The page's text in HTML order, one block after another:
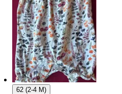
62 (2-4 M)